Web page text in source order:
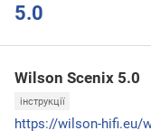
5.0
Wilson Scenix 5.0
інструкції